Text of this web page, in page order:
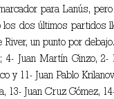
para Lanús,
los dos últimos partidos
un punto por debajo.
4- Juan Martín Ginzo, 2-
y 11- Juan Pablo
13- Juan Cruz Gómez,